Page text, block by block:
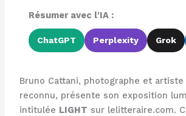
Résumer avec l'IA :
ChatGPT Perplexity Grok
Bruno Cattani, photographe et
reconnu, présente son exposition
intitulée LIGHT sur lelitteraire.com.